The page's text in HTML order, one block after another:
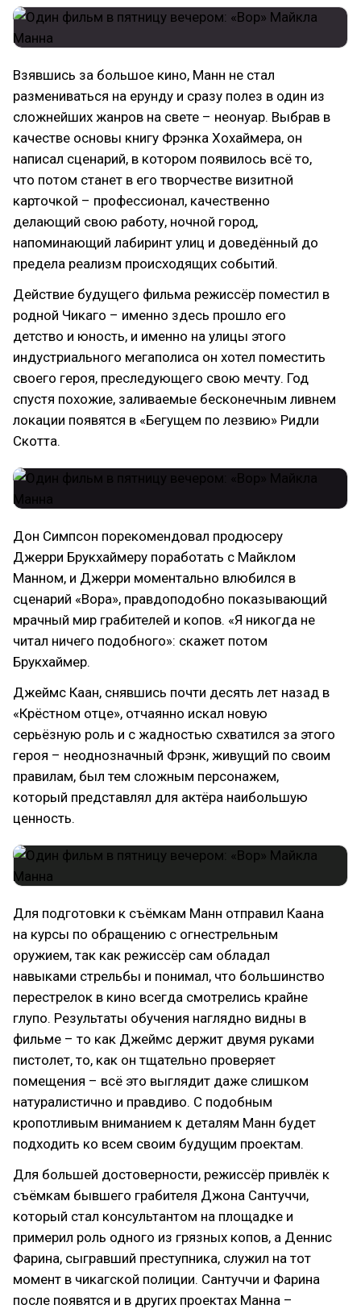
Взявшись за большое кино, Манн не стал
размениваться на ерунду и сразу полез в один из
сложнейших жанров на свете – неонуар. Выбрав в
качестве основы книгу Фрэнка Хохаймера, он
написал сценарий, в котором появилось всё то,
что потом станет в его творчестве визитной
карточкой – профессионал, качественно
делающий свою работу, ночной город,
напоминающий лабиринт улиц и доведённый до
предела реализм происходящих событий.
Действие будущего фильма режиссёр поместил в
родной Чикаго – именно здесь прошло его
детство и юность, и именно на улицы этого
индустриального мегаполиса он хотел поместить
своего героя, преследующего свою мечту. Год
спустя похожие, заливаемые бесконечным ливнем
локации появятся в «Бегущем по лезвию» Ридли
Скотта.
Дон Симпсон порекомендовал продюсеру
Джерри Брукхаймеру поработать с Майклом
Манном, и Джерри моментально влюбился в
сценарий «Вора», правдоподобно показывающий
мрачный мир грабителей и копов. «Я никогда не
читал ничего подобного»: скажет потом
Брукхаймер.
Джеймс Каан, снявшись почти десять лет назад в
«Крёстном отце», отчаянно искал новую
серьёзную роль и с жадностью схватился за этого
героя – неоднозначный Фрэнк, живущий по своим
правилам, был тем сложным персонажем,
который представлял для актёра наибольшую
ценность.
Для подготовки к съёмкам Манн отправил Каана
на курсы по обращению с огнестрельным
оружием, так как режиссёр сам обладал
навыками стрельбы и понимал, что большинство
перестрелок в кино всегда смотрелись крайне
глупо. Результаты обучения наглядно видны в
фильме – то как Джеймс держит двумя руками
пистолет, то, как он тщательно проверяет
помещения – всё это выглядит даже слишком
натуралистично и правдиво. С подобным
кропотливым вниманием к деталям Манн будет
подходить ко всем своим будущим проектам.
Для большей достоверности, режиссёр привлёк к
съёмкам бывшего грабителя Джона Сантуччи,
который стал консультантом на площадке и
примерил роль одного из грязных копов, а Деннис
Фарина, сыгравший преступника, служил на тот
момент в чикагской полиции. Сантуччи и Фарина
после появятся и в других проектах Манна –